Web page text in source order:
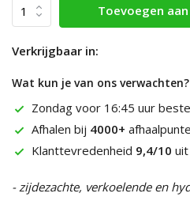
Toevoegen
Verkrijgbaar in:
Wat kun je van ons verwachten?
Zondag voor 16:45 uur
Afhalen bij 4000+
Klanttevredenheid 9,4/10 uit
- zijdezachte, verkoelende en